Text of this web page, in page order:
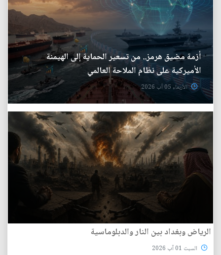
أزمة مضيق هرمز.. من تسعير الحماية إلى الهيمنة
الأميركية على نظام الملاحة العالمي
الأربعاء 05 آب 2026
الرياض وبغداد بين النار والدبلوماسية
السبت 01 آب 2026